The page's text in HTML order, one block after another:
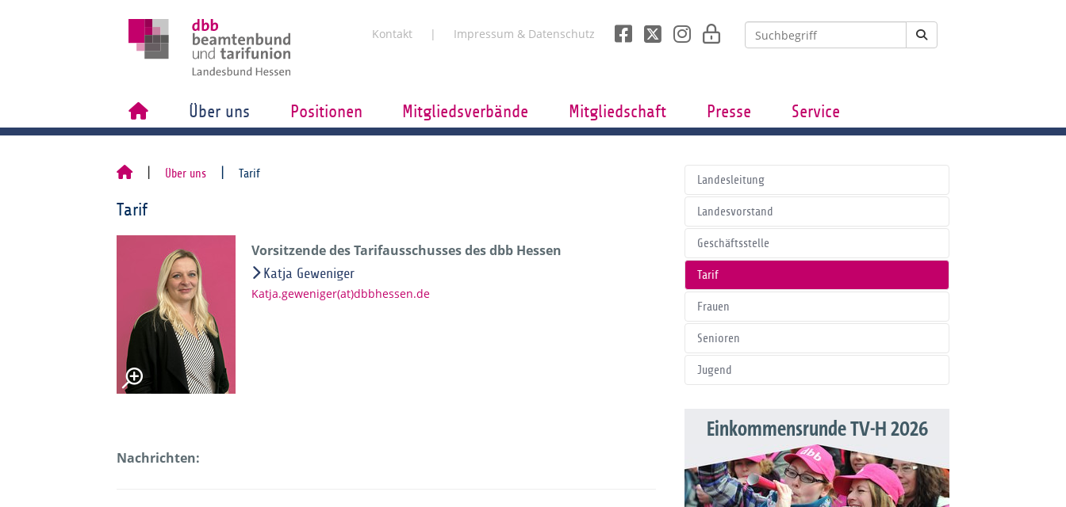
Kontakt Impressum & Datenschutz
Über uns Positionen Mitgliedsverbände Mitgliedschaft Presse Service
Über uns Tarif
Tarif
Vorsitzende des Tarifausschusses des dbb Hessen
Katja Geweniger
Katja.geweniger(at)dbbhessen.de
Nachrichten:
Landesleitung
Landesvorstand
Geschäftsstelle
Tarif
Frauen
Senioren
Jugend
Einkommensrunde TV-H 2026